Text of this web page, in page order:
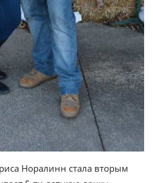
Норалинн стала вторым